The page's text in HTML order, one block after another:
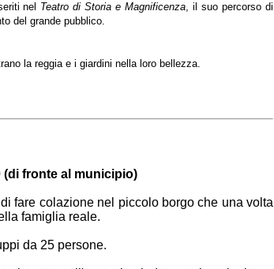
nel Teatro di Storia e Magnificenza, il suo percorso di
del grande pubblico.
la reggia e i giardini nella loro bellezza.
(di fronte al municipio)
fare colazione nel piccolo borgo che una volta
famiglia reale.
da 25 persone.